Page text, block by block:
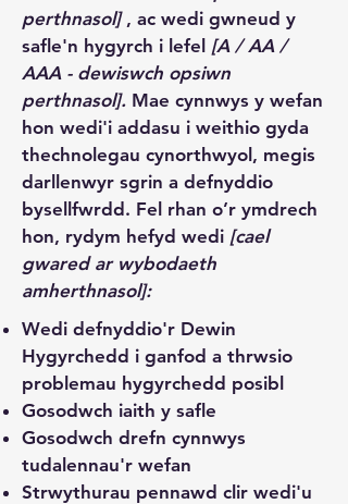
perthnasol], ac wedi gwneud y
safle'n hygyrch i lefel [A / AA /
AAA - dewiswch opsiwn
perthnasol]. Mae cynnwys y wefan
hon wedi'i addasu i weithio gyda
thechnolegau cynorthwyol, megis
darllenwyr sgrin a defnyddio
bysellfwrdd. Fel rhan o’r ymdrech
hon, rydym hefyd wedi [cael
gwared ar wybodaeth
amherthnasol]:
Wedi defnyddio'r Dewin
Hygyrchedd i ganfod a thrwsio
problemau hygyrchedd posibl
Gosodwch iaith y safle
Gosodwch drefn cynnwys
tudalennau'r wefan
Strwythurau pennawd clir wedi'u